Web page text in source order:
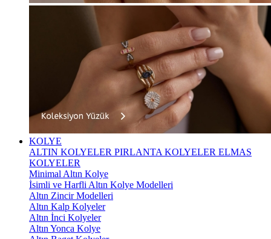
KOLYE
ALTIN KOLYELER PIRLANTA KOLYELER ELMAS
KOLYELER
Minimal Altın Kolye
İsimli ve Harfli Altın Kolye Modelleri
Altın Zincir Modelleri
Altın Kalp Kolyeler
Altın İnci Kolyeler
Altın Yonca Kolye